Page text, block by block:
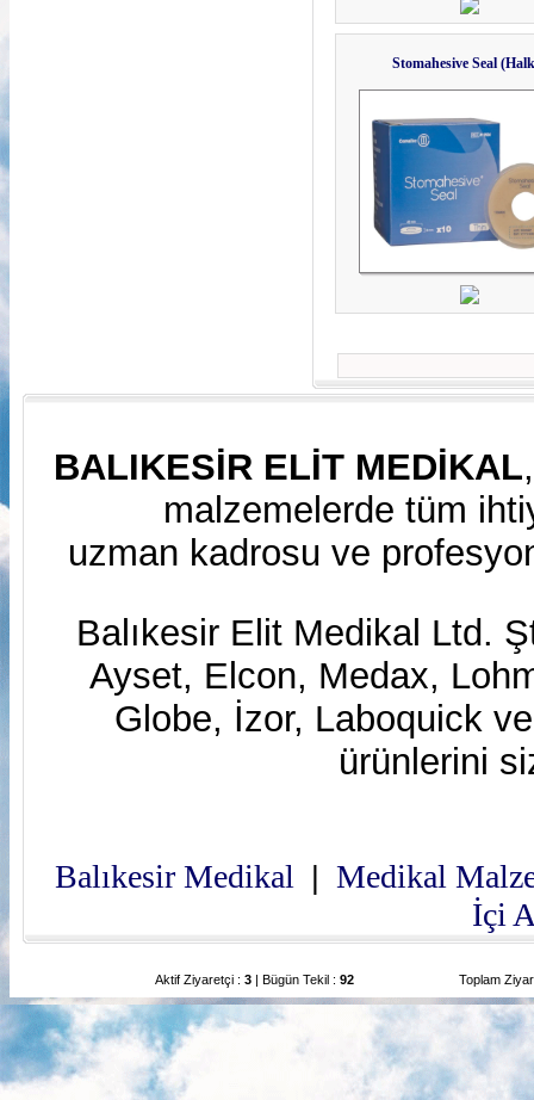
Stomahesive Seal
BALIKESİR ELİT MEDİKAL
malzemelerde tüm
uzman kadrosu ve
Balıkesir Elit Medikal Ltd.
Ayset, Elcon, Medax,
Globe, İzor, Laboquick
ürünlerini
Balıkesir Medikal | Medikal
İçi
Aktif Ziyaretçi : 3 | Bügün Tekil : 92 Toplam